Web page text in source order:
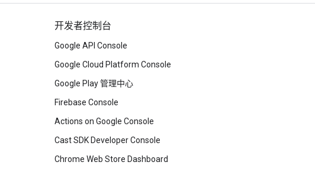
开发者控制台
Google API Console
Google Cloud Platform Console
Google Play 管理中心
Firebase Console
Actions on Google Console
Cast SDK Developer Console
Chrome Web Store Dashboard